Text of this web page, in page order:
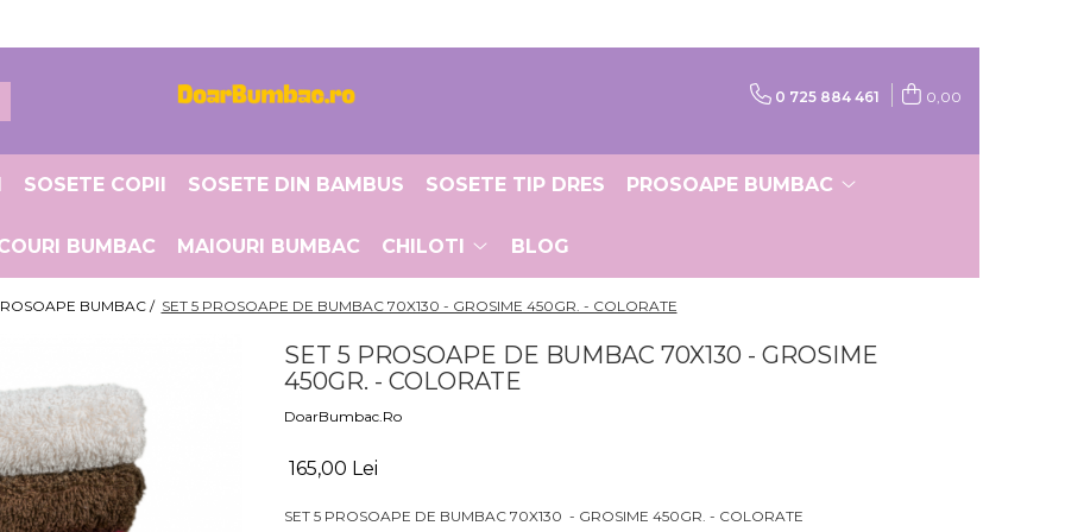
0 725 884 461 0,00
SOSETE COPII SOSETE DIN BAMBUS SOSETE TIP DRES PROSOAPE BUMBAC
BUMBAC MAIOURI BUMBAC CHILOTI BLOG
BUMBAC / SET 5 PROSOAPE DE BUMBAC 70X130 - GROSIME 450GR. - COLORATE
SET 5 PROSOAPE DE BUMBAC 70X130 - GROSIME
450GR. - COLORATE
DoarBumbac.Ro
165,00 Lei
SET 5 PROSOAPE DE BUMBAC 70X130 - GROSIME 450GR. - COLORATE